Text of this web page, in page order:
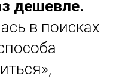
дешевле.
в поисках